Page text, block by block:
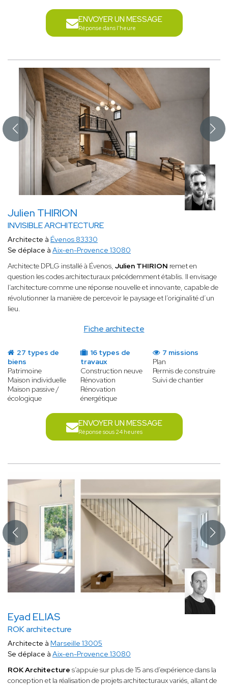
ENVOYER UN MESSAGE
Réponse dans l'heure
Julien THIRION
INVISIBLE ARCHITECTURE
Fiche architecte
Architecte à Évenos 83330
Se déplace à Aix-en-Provence 13080
Architecte DPLG installé à Évenos, Julien THIRION remet en
question les codes architecturaux précédemment établis. Il envisage
l’architecture comme une réponse nouvelle et innovante, capable de
révolutionner la manière de percevoir le paysage et l’originalité d’un
lieu.
27 types de
biens
Patrimoine
Maison individuelle
Maison passive /
écologique
16 types de
travaux
Construction neuve
Rénovation
Rénovation
énergétique
7 missions
Plan
Permis de construire
Suivi de chantier
ENVOYER UN MESSAGE
Réponse sous 24 heures
Eyad ELIAS
ROK architecture
Architecte à Marseille 13005
Se déplace à Aix-en-Provence 13080
ROK Architecture s’appuie sur plus de 15 ans d’expérience dans la
conception et la réalisation de projets architecturaux variés, allant de